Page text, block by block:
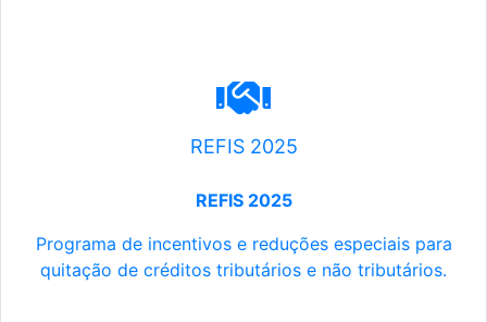
REFIS 2025
REFIS 2025
Programa de incentivos e reduções especiais para
quitação de créditos tributários e não tributários.